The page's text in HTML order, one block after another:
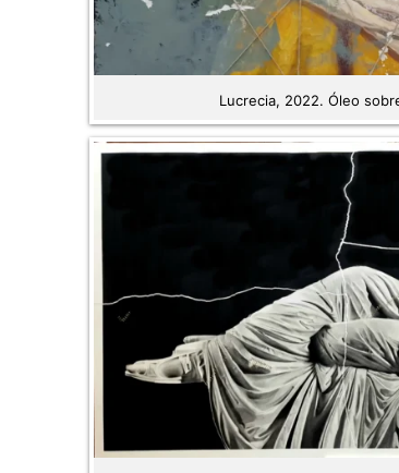
Lucrecia, 2022. Óleo